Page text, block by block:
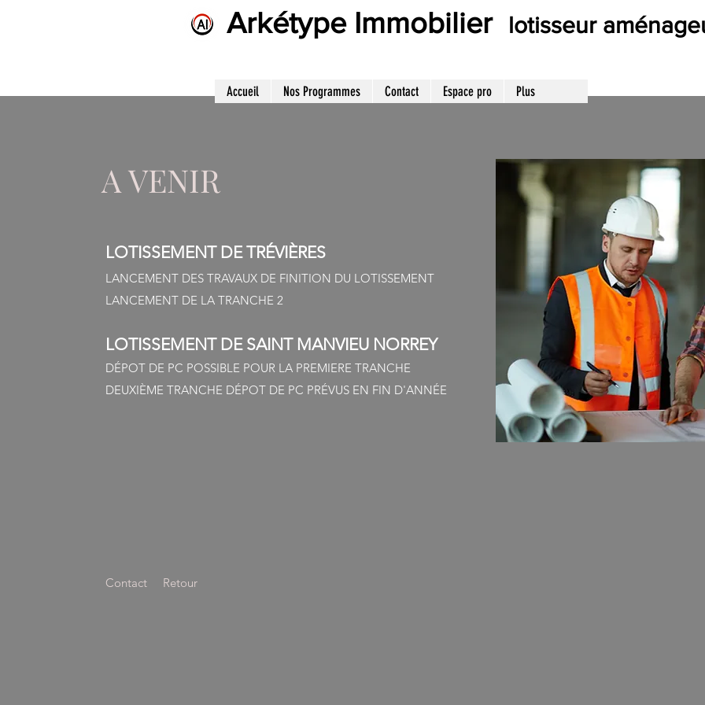
Arkétype Immobilier lotisseur
Accueil Nos Programmes Contact Espace pro Plus
​A VENIR
LOTISSEMENT DE TRÉVIÈRES
LANCEMENT DES TRAVAUX DE FINITION DU LOTISSEMENT
LANCEMENT DE LA TRANCHE 2
LOTISSEMENT DE SAINT MANVIEU NORREY
DÉPOT DE PC POSSIBLE POUR LA PREMIERE TRANCHE
DEUXIÈME TRANCHE DÉPOT DE PC PRÉVUS EN FIN D'ANNÉE
Contact Retour